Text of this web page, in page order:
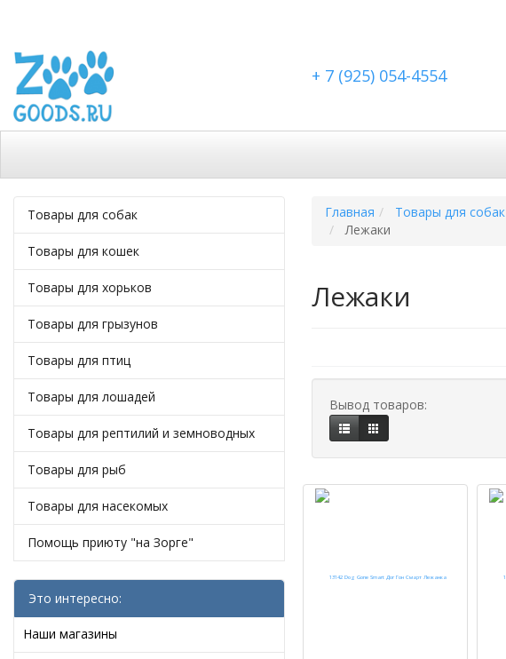
+ 7 (925) 054-4554
Товары для собак
Товары для кошек
Товары для хорьков
Товары для грызунов
Товары для птиц
Товары для лошадей
Товары для рептилий и земноводных
Товары для рыб
Товары для насекомых
Помощь приюту "на Зорге"
Это интересно:
Наши магазины
Главная Товары для собак
Лежаки
Лежаки
Вывод товаров: